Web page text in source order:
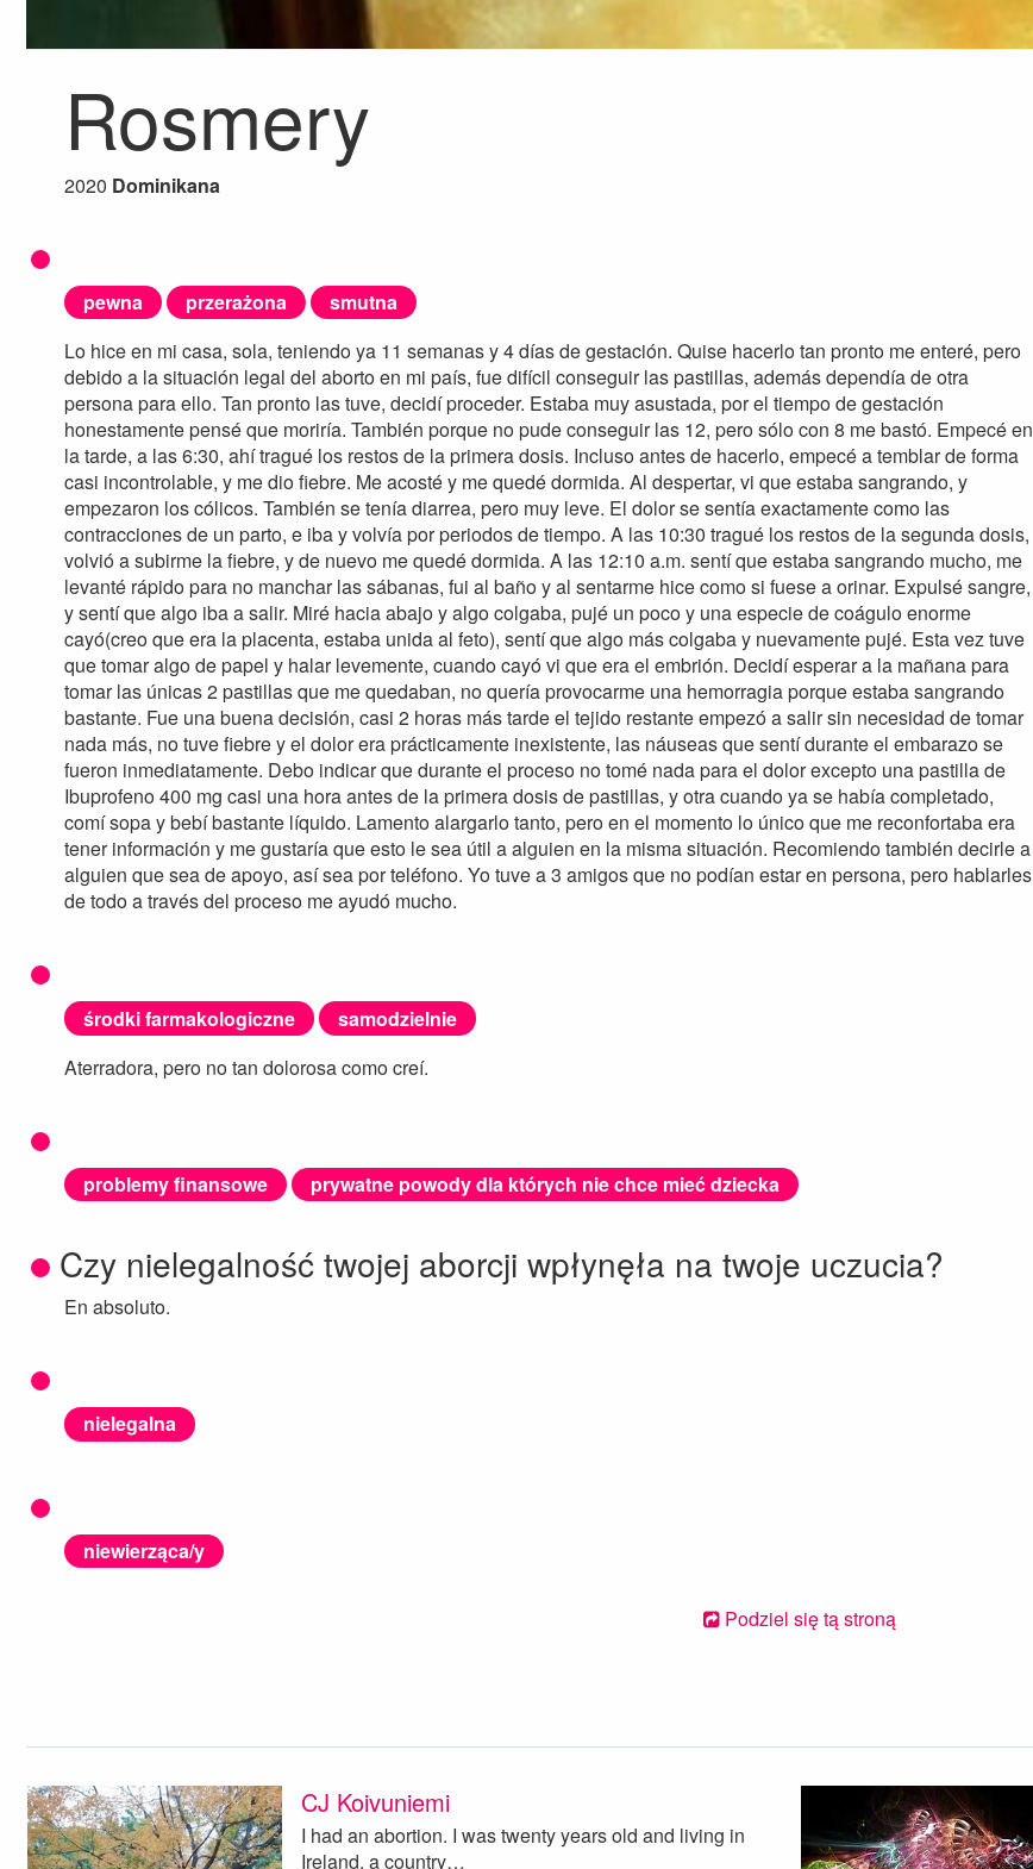
Rosmery
2020 Dominikana
pewna przerażona
smutna
Lo hice en mi casa, sola, teniendo ya 11 semanas y 4 días de gestación. Quise hacerlo tan pronto me enteré, pero
debido a la situación legal del aborto en mi país, fue difícil conseguir las pastillas, además dependía de otra
persona para ello. Tan pronto las tuve, decidí proceder. Estaba muy asustada, por el tiempo de gestación
honestamente pensé que moriría. También porque no pude conseguir las 12, pero sólo con 8 me bastó. Empecé en
la tarde, a las 6:30, ahí tragué los restos de la primera dosis. Incluso antes de hacerlo, empecé a temblar de forma
casi incontrolable, y me dio fiebre. Me acosté y me quedé dormida. Al despertar, vi que estaba sangrando, y
empezaron los cólicos. También se tenía diarrea, pero muy leve. El dolor se sentía exactamente como las
contracciones de un parto, e iba y volvía por periodos de tiempo. A las 10:30 tragué los restos de la segunda dosis,
volvió a subirme la fiebre, y de nuevo me quedé dormida. A las 12:10 a.m. sentí que estaba sangrando mucho, me
levanté rápido para no manchar las sábanas, fui al baño y al sentarme hice como si fuese a orinar. Expulsé sangre,
y sentí que algo iba a salir. Miré hacia abajo y algo colgaba, pujé un poco y una especie de coágulo enorme
cayó(creo que era la placenta, estaba unida al feto), sentí que algo más colgaba y nuevamente pujé. Esta vez tuve
que tomar algo de papel y halar levemente, cuando cayó vi que era el embrión. Decidí esperar a la mañana para
tomar las únicas 2 pastillas que me quedaban, no quería provocarme una hemorragia porque estaba sangrando
bastante. Fue una buena decisión, casi 2 horas más tarde el tejido restante empezó a salir sin necesidad de tomar
nada más, no tuve fiebre y el dolor era prácticamente inexistente, las náuseas que sentí durante el embarazo se
fueron inmediatamente. Debo indicar que durante el proceso no tomé nada para el dolor excepto una pastilla de
Ibuprofeno 400 mg casi una hora antes de la primera dosis de pastillas, y otra cuando ya se había completado,
comí sopa y bebí bastante líquido. Lamento alargarlo tanto, pero en el momento lo único que me reconfortaba era
tener información y me gustaría que esto le sea útil a alguien en la misma situación. Recomiendo también decirle a
alguien que sea de apoyo, así sea por teléfono. Yo tuve a 3 amigos que no podían estar en persona, pero hablarles
de todo a través del proceso me ayudó mucho.
środki farmakologiczne
samodzielnie
Aterradora, pero no tan dolorosa como creí.
problemy finansowe prywatne powody dla których nie chce mieć dziecka
Czy nielegalność twojej aborcji wpłynęła na twoje uczucia?
En absoluto.
nielegalna
niewierząca/y
Podziel się tą stroną
CJ Koivuniemi
I had an abortion. I was twenty years old and living in
Ireland, a country…